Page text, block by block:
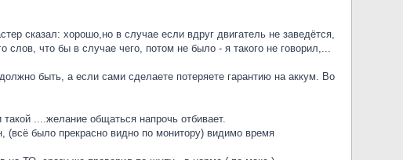
сказал: хорошо,но в случае если вдруг двигатель не заведётся,
что бы в случае чего, потом не было - я такого не говорил,...
быть, а если сами сделаете потеряете гарантию на аккум. Во
....желание общаться напрочь отбивает.
(всё было прекрасно видно по монитору) видимо время